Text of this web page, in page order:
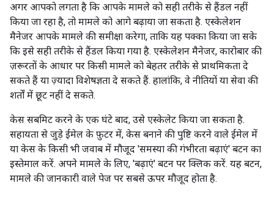
अगर आपको लगता है कि आपके मामले को सही तरीके से हैंडल नहीं
किया जा रहा है, तो मामले को आगे बढ़ाया जा सकता है. एस्केलेशन
मैनेजर आपके मामले की समीक्षा करेगा, ताकि यह पक्का किया जा सके
कि इसे सही तरीके से हैंडल किया गया है. एस्केलेशन मैनेजर, कारोबार की
ज़रूरतों के आधार पर किसी मामले को बेहतर तरीके से प्राथमिकता दे
सकते हैं या ज़्यादा विशेषज्ञता दे सकते हैं. हालांकि, वे नीतियों या सेवा की
शर्तों में छूट नहीं दे सकते.
केस सबमिट करने के एक घंटे बाद, उसे एस्केलेट किया जा सकता है.
सहायता से जुड़े ईमेल के फ़ुटर में, केस बनाने की पुष्टि करने वाले ईमेल में
या केस के किसी भी जवाब में मौजूद 'समस्या की गंभीरता बढ़ाएं' बटन का
इस्तेमाल करें. अपने मामले के लिए, 'बढ़ाएं' बटन पर क्लिक करें. यह बटन,
मामले की जानकारी वाले पेज पर सबसे ऊपर मौजूद होता है.